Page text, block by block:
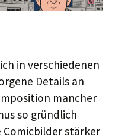
in verschiedenen
Details an
mancher
so gründlich
stärker